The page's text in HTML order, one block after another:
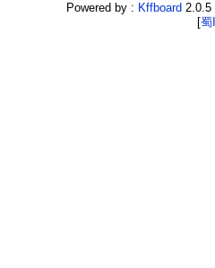
Powered by : Kffboard 2.0.5
[蜀